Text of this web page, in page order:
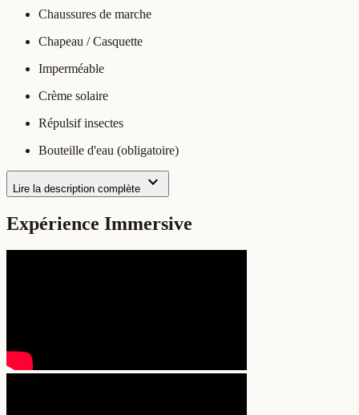
Chaussures de marche
Chapeau / Casquette
Imperméable
Crème solaire
Répulsif insectes
Bouteille d'eau (obligatoire)
Lire la description complète expand_more
Expérience Immersive